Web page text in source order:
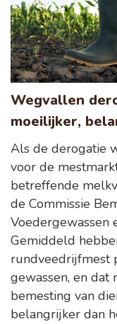
Wegvallen
moeilijker,
Als de derogatie
voor de
betreffende
de Commissie
Voedergewassen
Gemiddeld
rundveedrijfmest
gewassen, en dat
bemesting van
belangrijker dan